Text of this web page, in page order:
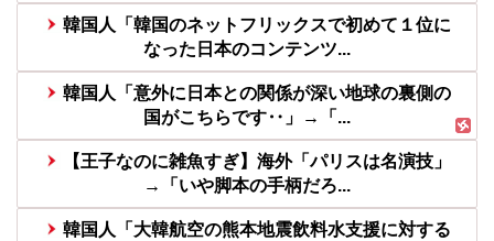
韓国人「韓国のネットフリックスで初めて１位に
なった日本のコンテンツ...
韓国人「意外に日本との関係が深い地球の裏側の
国がこちらです‥」→「...
【王子なのに雑魚すぎ】海外「パリスは名演技」
→「いや脚本の手柄だろ...
韓国人「大韓航空の熊本地震飲料水支援に対する